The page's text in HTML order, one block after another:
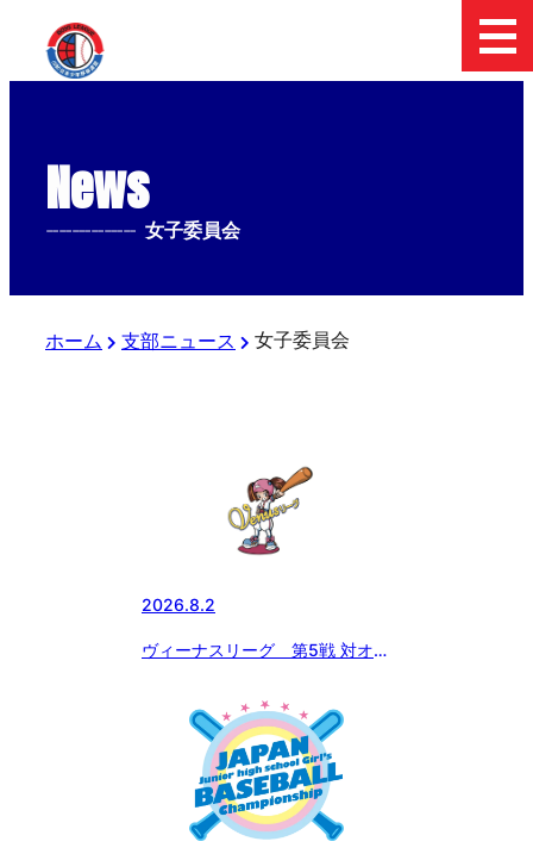
News
-------------- 女子委員会
ホーム 支部ニュース 女子委員会
2026.8.2
ヴィーナスリーグ 第5戦 対オー